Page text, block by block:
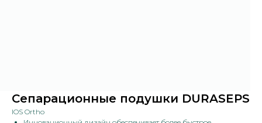
Сепарационные подушки DURASEPS
IOS Ortho